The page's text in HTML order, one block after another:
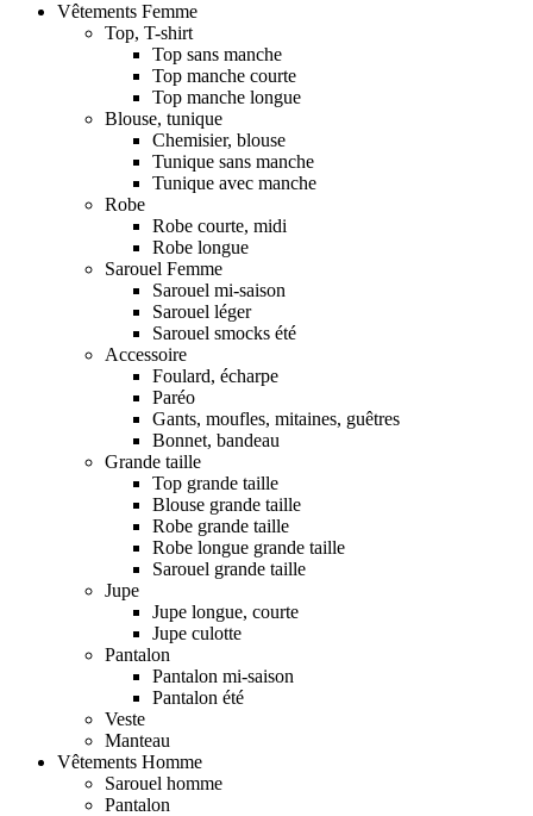
Vêtements Femme
Top, T-shirt
Top sans manche
Top manche courte
Top manche longue
Blouse, tunique
Chemisier, blouse
Tunique sans manche
Tunique avec manche
Robe
Robe courte, midi
Robe longue
Sarouel Femme
Sarouel mi-saison
Sarouel léger
Sarouel smocks été
Accessoire
Foulard, écharpe
Paréo
Gants, moufles, mitaines, guêtres
Bonnet, bandeau
Grande taille
Top grande taille
Blouse grande taille
Robe grande taille
Robe longue grande taille
Sarouel grande taille
Jupe
Jupe longue, courte
Jupe culotte
Pantalon
Pantalon mi-saison
Pantalon été
Veste
Manteau
Vêtements Homme
Sarouel homme
Pantalon